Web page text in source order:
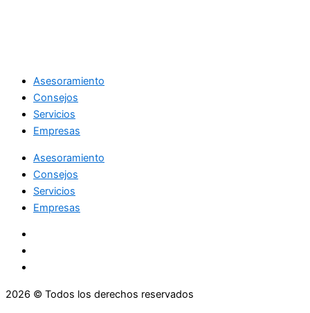
Asesoramiento
Consejos
Servicios
Empresas
Asesoramiento
Consejos
Servicios
Empresas
2026 © Todos los derechos reservados